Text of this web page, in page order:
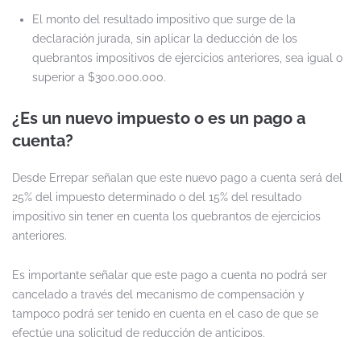
El monto del resultado impositivo que surge de la
declaración jurada, sin aplicar la deducción de los
quebrantos impositivos de ejercicios anteriores, sea igual o
superior a $300.000.000.
¿Es un nuevo impuesto o es un pago a
cuenta?
Desde Errepar señalan que este nuevo pago a cuenta será del
25% del impuesto determinado o del 15% del resultado
impositivo sin tener en cuenta los quebrantos de ejercicios
anteriores.
Es importante señalar que este pago a cuenta no podrá ser
cancelado a través del mecanismo de compensación y
tampoco podrá ser tenido en cuenta en el caso de que se
efectúe una solicitud de reducción de anticipos.